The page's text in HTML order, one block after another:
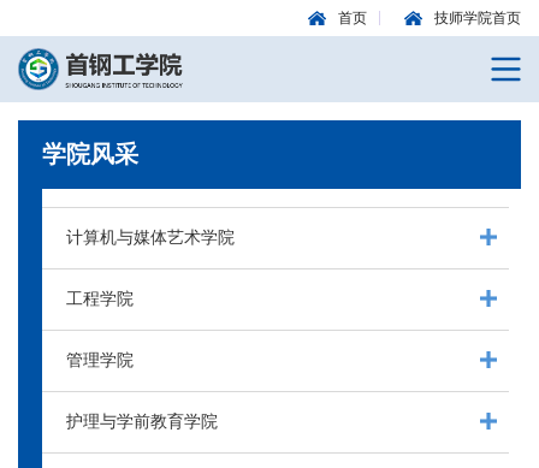
首页 技师学院首页
学院风采
计算机与媒体艺术学院
工程学院
管理学院
护理与学前教育学院